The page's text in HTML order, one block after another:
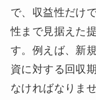
で、収益性だけ
性まで見据えた
す。例えば、新
資に対する回収
なければなりま